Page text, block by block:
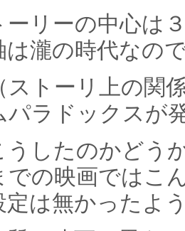
ーリーの中心は
は瀧の時代なの
ストーリ上の関
パラドックスが
うしたのかどう
での映画ではこ
定は無かったよ